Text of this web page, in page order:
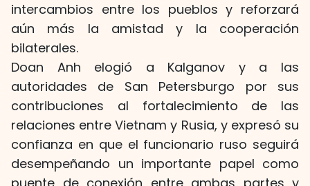
intercambios entre los pueblos y reforzará
aún más la amistad y la cooperación
bilaterales.
Doan Anh elogió a Kalganov y a las
autoridades de San Petersburgo por sus
contribuciones al fortalecimiento de las
relaciones entre Vietnam y Rusia, y expresó su
confianza en que el funcionario ruso seguirá
desempeñando un importante papel como